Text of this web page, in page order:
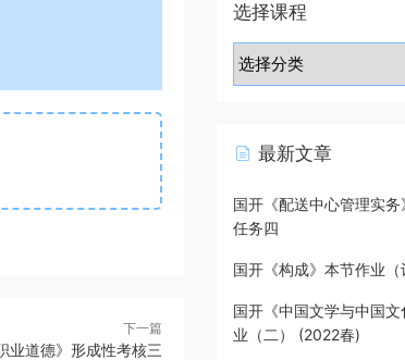
下一篇
业道德》形成性考核三
选择课程
最新文章
国开《配送中心管理实
任务四
国开《构成》本节作业
国开《中国文学与中国
业（二） (2022春)